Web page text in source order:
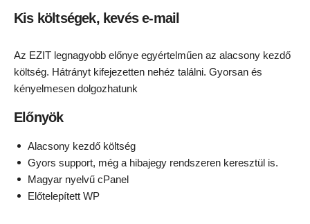
Kis költségek, kevés e-mail
Az EZIT legnagyobb előnye egyértelműen az alacsony kezdő
költség. Hátrányt kifejezetten nehéz találni. Gyorsan és
kényelmesen dolgozhatunk
Előnyök
Alacsony kezdő költség
Gyors support, még a hibajegy rendszeren keresztül is.
Magyar nyelvű cPanel
Előtelepített WP